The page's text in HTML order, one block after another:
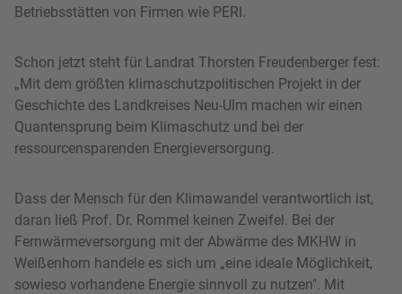
Betriebsstätten von Firmen wie PERI.
Schon jetzt steht für Landrat Thorsten Freudenberger fest:
„Mit dem größten klimaschutzpolitischen Projekt in der
Geschichte des Landkreises Neu-Ulm machen wir einen
Quantensprung beim Klimaschutz und bei der
ressourcensparenden Energieversorgung.
Dass der Mensch für den Klimawandel verantwortlich ist,
daran ließ Prof. Dr. Rommel keinen Zweifel. Bei der
Fernwärmeversorgung mit der Abwärme des MKHW in
Weißenhorn handele es sich um „eine ideale Möglichkeit,
sowieso vorhandene Energie sinnvoll zu nutzen". Mit